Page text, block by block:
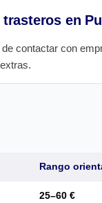
en
contactar con
Rango
25–60 €